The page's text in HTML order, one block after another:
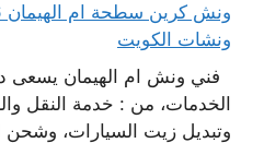
ونشات الكويت
فني ونش ام الهيمان يسعى
الخدمات، من : خدمة النقل
وتبديل زيت السيارات، وشحن